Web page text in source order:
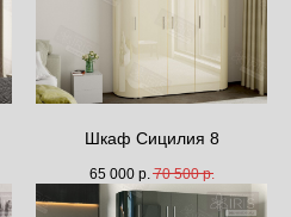
Шкаф Сицилия 8
65 000 р. 70 500 р.